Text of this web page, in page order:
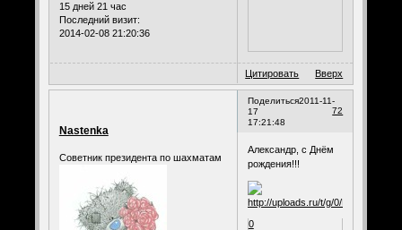
15 дней 21 час
Последний визит:
2014-02-08 21:20:36
Цитировать Вверх
Поделиться
72
2011-11-
17
17:21:48
Nastenka
Советник президента по шахматам
Александр, с Днём
рождения!!!
0